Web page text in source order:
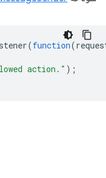
(function(
action." );